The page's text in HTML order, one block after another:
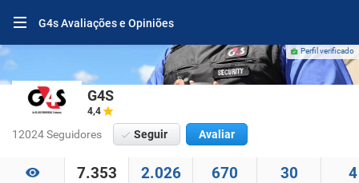
G4s Avaliações e Opiniões
Perfil verificado
G4S
4,4
12024 Seguidores Seguir Avaliar
7.353 2.026 670 30 4